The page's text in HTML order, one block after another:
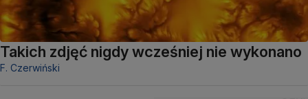
Takich zdjęć nigdy wcześniej nie wykonano
F. Czerwiński